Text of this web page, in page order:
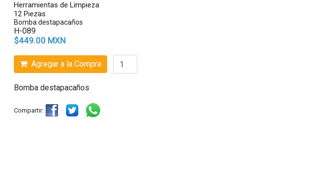
Herramientas de Limpieza
12 Piezas
Bomba destapacaños
H-089
$449.00 MXN
Agregar a la Compra
Bomba destapacaños
Compartir: